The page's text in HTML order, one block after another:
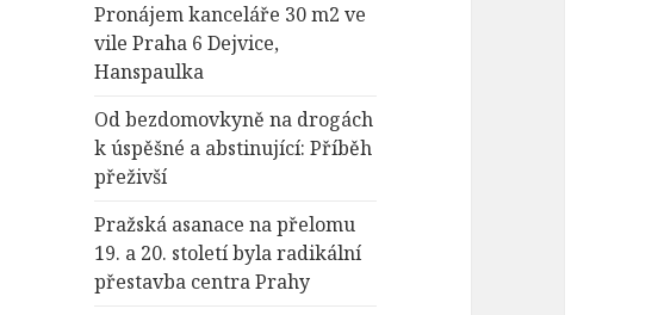
Pronájem kanceláře 30 m2 ve
vile Praha 6 Dejvice,
Hanspaulka
Od bezdomovkyně na drogách
k úspěšné a abstinující: Příběh
přeživší
Pražská asanace na přelomu
19. a 20. století byla radikální
přestavba centra Prahy